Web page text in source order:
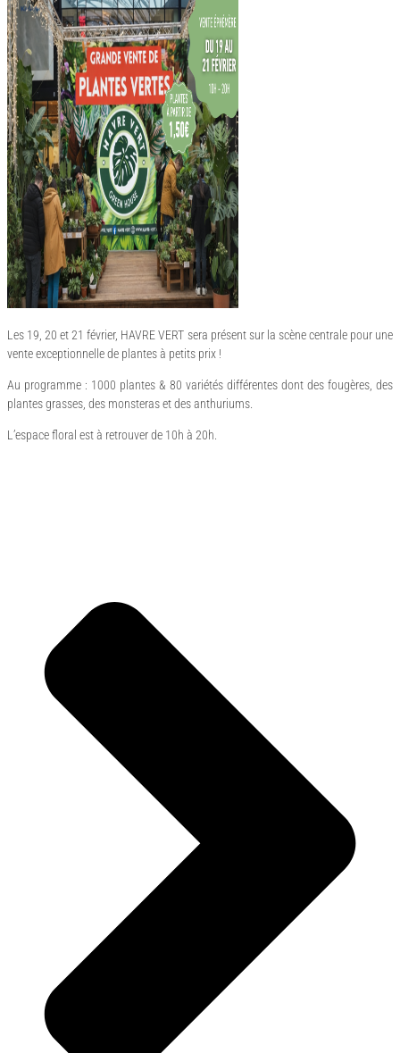
Les 19, 20 et 21 février, HAVRE VERT sera présent sur la scène centrale pour une
vente exceptionnelle de plantes à petits prix !
Au programme : 1000 plantes & 80 variétés différentes dont des fougères, des
plantes grasses, des monsteras et des anthuriums.
L’espace floral est à retrouver de 10h à 20h.